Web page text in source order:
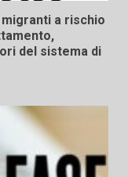
a rischio
del sistema di